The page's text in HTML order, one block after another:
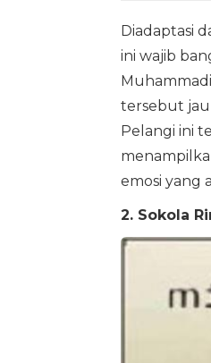
Diadaptasi
ini wajib
tersebut
Pelangi ini
emosi yang
2. Sokola